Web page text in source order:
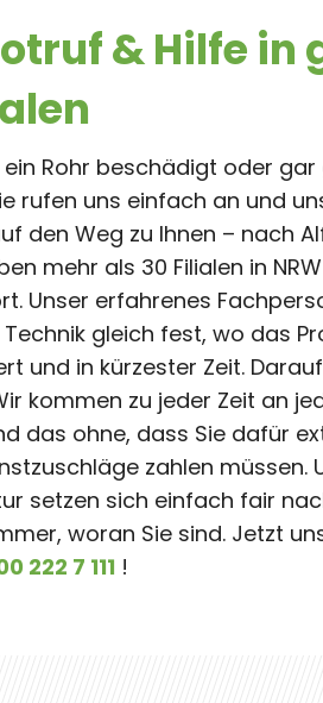
& Hilfe
Rohr beschädigt oder gar
rufen uns einfach an und
den Weg zu Ihnen – nach
mehr als 30 Filialen in
Unser erfahrenes
gleich fest, wo das
und in kürzester Zeit.
kommen zu jeder Zeit an
das ohne, dass Sie dafür
zahlen müssen.
setzen sich einfach fair
woran Sie sind. Jetzt
222 7 111 !